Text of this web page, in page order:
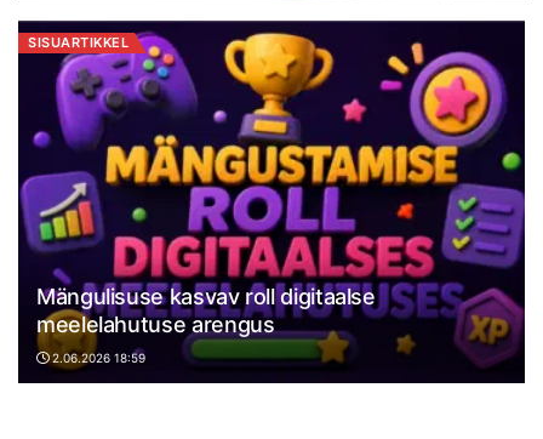
SISUARTIKKEL
Mängulisuse kasvav roll digitaalse
meelelahutuse arengus
2.06.2026 18:59